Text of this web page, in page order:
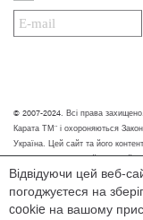
Подписаться
на
© 2007-2024. Всі права
Карата ТМ" і охороняються
Україна. Цей сайт та його
тільки для некомерційних
матеріалів даного сайту для
посиланням або іншим
Відвідуючи цей веб-
погоджуєтеся на
cookie на вашому